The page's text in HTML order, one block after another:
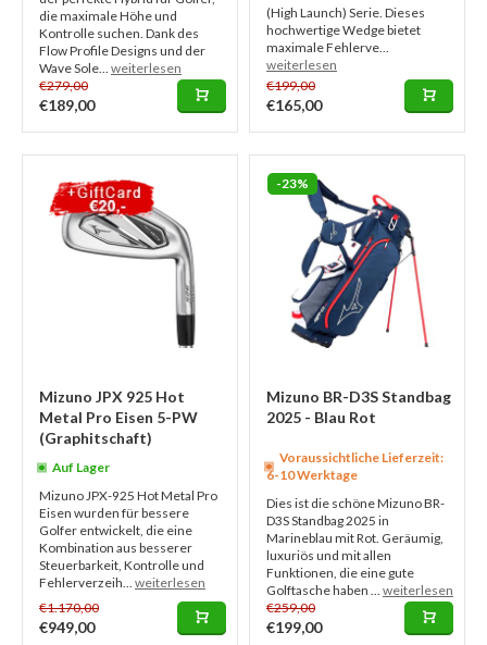
die maximale Höhe und
Kontrolle suchen. Dank des
Flow Profile Designs und der
Wave Sole... weiterlesen
€279,00
€189,00
(High Launch) Serie. Dieses
hochwertige Wedge bietet
maximale Fehlerve...
weiterlesen
€199,00
€165,00
Mizuno JPX 925 Hot
Metal Pro Eisen 5-PW
(Graphitschaft)
Auf Lager
Mizuno JPX-925 Hot Metal Pro
Eisen wurden für bessere
Golfer entwickelt, die eine
Kombination aus besserer
Steuerbarkeit, Kontrolle und
Fehlerverzeih... weiterlesen
€1.170,00
€949,00
-23%
Mizuno BR-D3S Standbag
2025 - Blau Rot
Voraussichtliche Lieferzeit:
6-10 Werktage
Dies ist die schöne Mizuno BR-
D3S Standbag 2025 in
Marineblau mit Rot. Geräumig,
luxuriös und mit allen
Funktionen, die eine gute
Golftasche haben ... weiterlesen
€259,00
€199,00